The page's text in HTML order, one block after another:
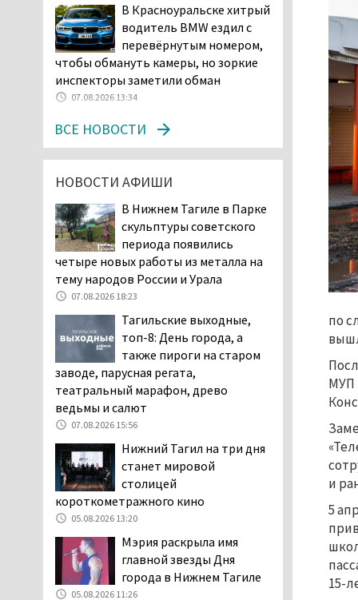
по
МУП
и
5
15-
06.08.2026 14:25
Правительство РФ
разрешило производство
и продажу бензина класса
«Евро-2», в котором содержание
«Евро-5». Это опасно для здоровья и
повышает износ автомобиля
06.08.2026 13:53
В Детской городской
больнице № 3 Нижнего
обвинения родителей, которые
заявили, что их дочь в палате
покусала бельевая вошь
06.08.2026 13:02
В Нижнем Тагиле на три
дня запретят
электросамокаты
06.08.2026 11:41
«Я уверен, это бельевая
вошь». Родители 10-
летней девочки
пожаловались на кровососущих
паразитов, которые искусали их
ребёнка в детской больнице
Нижнего Тагила
05.08.2026 17:59
Директора уральского
предприятия по
производству дронов
«Упырь» подорвали в автомобиле
В Красноуральске хитрый
водитель BMW ездил с
перевёрнутым номером,
чтобы обмануть камеры, но зоркие
инспекторы заметили обман
07.08.2026 13:34
ВСЕ НОВОСТИ
НОВОСТИ АФИШИ
В Нижнем Тагиле в Парке
скульптуры советского
периода появились
четыре новых работы из металла на
тему народов России и Урала
07.08.2026 18:23
Тагильские выходные,
топ-8: День города, а
также пироги на старом
заводе, парусная регата,
театральный марафон, древо
ведьмы и салют
07.08.2026 15:56
Нижний Тагил на три дня
станет мировой
столицей
короткометражного кино
05.08.2026 13:20
Мэрия раскрыла имя
главной звезды Дня
города в Нижнем Тагиле
05.08.2026 11:26